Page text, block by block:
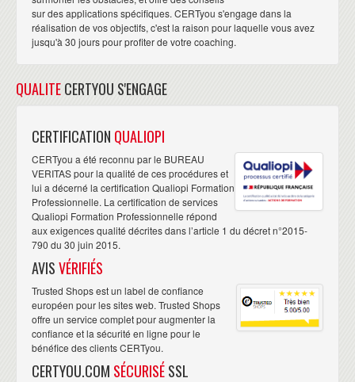
sur des applications spécifiques. CERTyou s'engage dans la
réalisation de vos objectifs, c'est la raison pour laquelle vous avez
jusqu'à 30 jours pour profiter de votre coaching.
QUALITECERTYOU S'ENGAGE
CERTIFICATION QUALIOPI
CERTyou a été reconnu par le BUREAU
VERITAS pour la qualité de ces procédures et
lui a décerné la certification Qualiopi Formation
Professionnelle. La certification de services
Qualiopi Formation Professionnelle répond
aux exigences qualité décrites dans l’article 1 du décret n°2015-
790 du 30 juin 2015.
AVISVÉRIFIÉS
Trusted Shops est un label de confiance
européen pour les sites web. Trusted Shops
offre un service complet pour augmenter la
confiance et la sécurité en ligne pour le
bénéfice des clients CERTyou.
CERTYOU.COM SÉCURISÉSSL